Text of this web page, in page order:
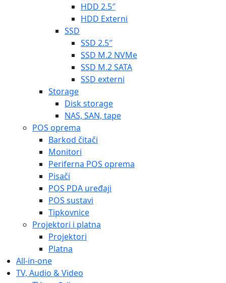
HDD 2.5″
HDD Externi
SSD
SSD 2.5″
SSD M.2 NVMe
SSD M.2 SATA
SSD externi
Storage
Disk storage
NAS, SAN, tape
POS oprema
Barkod čitači
Monitori
Periferna POS oprema
Pisači
POS PDA uređaji
POS sustavi
Tipkovnice
Projektori i platna
Projektori
Platna
All-in-one
TV, Audio & Video